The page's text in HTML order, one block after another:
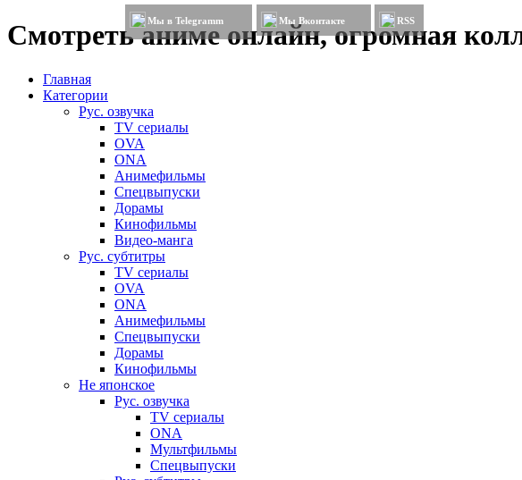
Смотреть аниме онлайн, огромная
Мы в Telegramm Мы Вконтакте RSS
Главная
Категории
Рус. озвучка
TV сериалы
OVA
ONA
Анимефильмы
Спецвыпуски
Дорамы
Кинофильмы
Видео-манга
Рус. субтитры
TV сериалы
OVA
ONA
Анимефильмы
Спецвыпуски
Дорамы
Кинофильмы
Не японское
Рус. озвучка
TV сериалы
ONA
Мультфильмы
Спецвыпуски